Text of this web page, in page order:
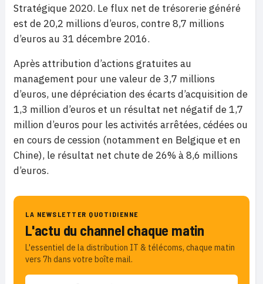
Stratégique 2020. Le flux net de trésorerie généré
est de 20,2 millions d’euros, contre 8,7 millions
d’euros au 31 décembre 2016.
Après attribution d’actions gratuites au
management pour une valeur de 3,7 millions
d’euros, une dépréciation des écarts d’acquisition de
1,3 million d’euros et un résultat net négatif de 1,7
million d’euros pour les activités arrêtées, cédées ou
en cours de cession (notamment en Belgique et en
Chine), le résultat net chute de 26% à 8,6 millions
d’euros.
LA NEWSLETTER QUOTIDIENNE
L'actu du channel chaque matin
L'essentiel de la distribution IT & télécoms, chaque matin
vers 7h dans votre boîte mail.